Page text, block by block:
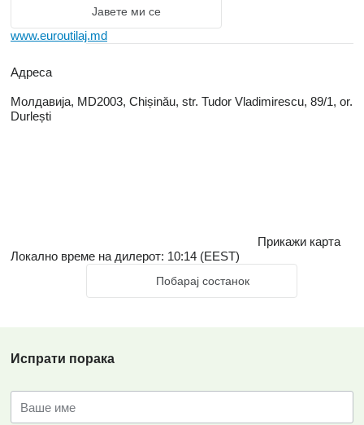
Јавете ми се
www.euroutilaj.md
Адреса
Молдавија, MD2003, Chișinău, str. Tudor Vladimirescu, 89/1, or.
Durlești
Прикажи карта
Локално време на дилерот: 10:14 (EEST)
Побарај состанок
Испрати порака